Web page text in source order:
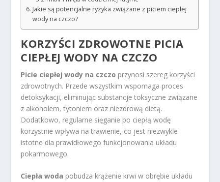
Jakie są potencjalne ryzyka związane z piciem ciepłej
wody na czczo?
KORZYŚCI ZDROWOTNE PICIA
CIEPŁEJ WODY NA CZCZO
Picie ciepłej wody na czczo przynosi szereg korzyści
zdrowotnych. Przede wszystkim wspomaga proces
detoksykacji, eliminując substancje toksyczne związane
z alkoholem, tytoniem oraz niezdrową dietą.
Dodatkowo, regularne sięganie po ciepłą wodę
korzystnie wpływa na trawienie, co jest niezwykle
istotne dla prawidłowego funkcjonowania układu
pokarmowego.
Ciepła woda pobudza krążenie krwi w obrębie układu